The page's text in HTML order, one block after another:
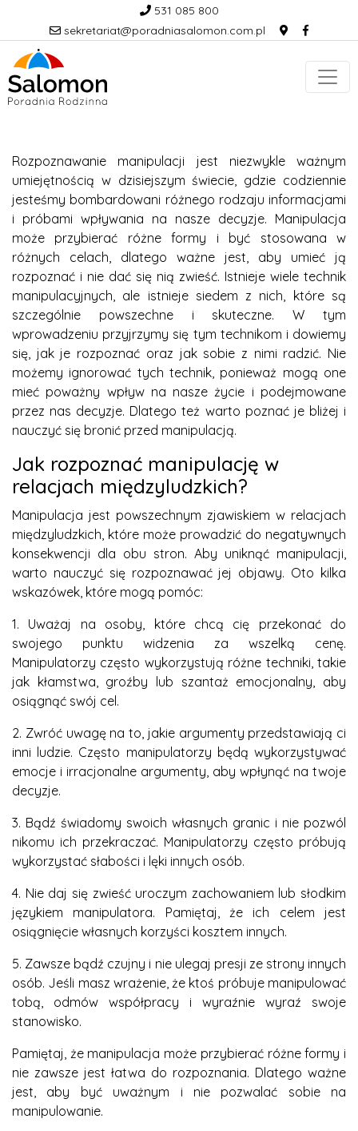
531 085 800
sekretariat@poradniasalomon.com.pl
Rozpoznawanie manipulacji jest niezwykle ważnym
umiejętnością w dzisiejszym świecie, gdzie codziennie
jesteśmy bombardowani różnego rodzaju informacjami
i próbami wpływania na nasze decyzje. Manipulacja
może przybierać różne formy i być stosowana w
różnych celach, dlatego ważne jest, aby umieć ją
rozpoznać i nie dać się nią zwieść. Istnieje wiele technik
manipulacyjnych, ale istnieje siedem z nich, które są
szczególnie powszechne i skuteczne. W tym
wprowadzeniu przyjrzymy się tym technikom i dowiemy
się, jak je rozpoznać oraz jak sobie z nimi radzić. Nie
możemy ignorować tych technik, ponieważ mogą one
mieć poważny wpływ na nasze życie i podejmowane
przez nas decyzje. Dlatego też warto poznać je bliżej i
nauczyć się bronić przed manipulacją.
Jak rozpoznać manipulację w
relacjach międzyludzkich?
Manipulacja jest powszechnym zjawiskiem w relacjach
międzyludzkich, które może prowadzić do negatywnych
konsekwencji dla obu stron. Aby uniknąć manipulacji,
warto nauczyć się rozpoznawać jej objawy. Oto kilka
wskazówek, które mogą pomóc:
1. Uważaj na osoby, które chcą cię przekonać do
swojego punktu widzenia za wszelką cenę.
Manipulatorzy często wykorzystują różne techniki, takie
jak kłamstwa, groźby lub szantaż emocjonalny, aby
osiągnąć swój cel.
2. Zwróć uwagę na to, jakie argumenty przedstawiają ci
inni ludzie. Często manipulatorzy będą wykorzystywać
emocje i irracjonalne argumenty, aby wpłynąć na twoje
decyzje.
3. Bądź świadomy swoich własnych granic i nie pozwól
nikomu ich przekraczać. Manipulatorzy często próbują
wykorzystać słabości i lęki innych osób.
4. Nie daj się zwieść uroczym zachowaniem lub słodkim
językiem manipulatora. Pamiętaj, że ich celem jest
osiągnięcie własnych korzyści kosztem innych.
5. Zawsze bądź czujny i nie ulegaj presji ze strony innych
osób. Jeśli masz wrażenie, że ktoś próbuje manipulować
tobą, odmów współpracy i wyraźnie wyraź swoje
stanowisko.
Pamiętaj, że manipulacja może przybierać różne formy i
nie zawsze jest łatwa do rozpoznania. Dlatego ważne
jest, aby być uważnym i nie pozwalać sobie na
manipulowanie.